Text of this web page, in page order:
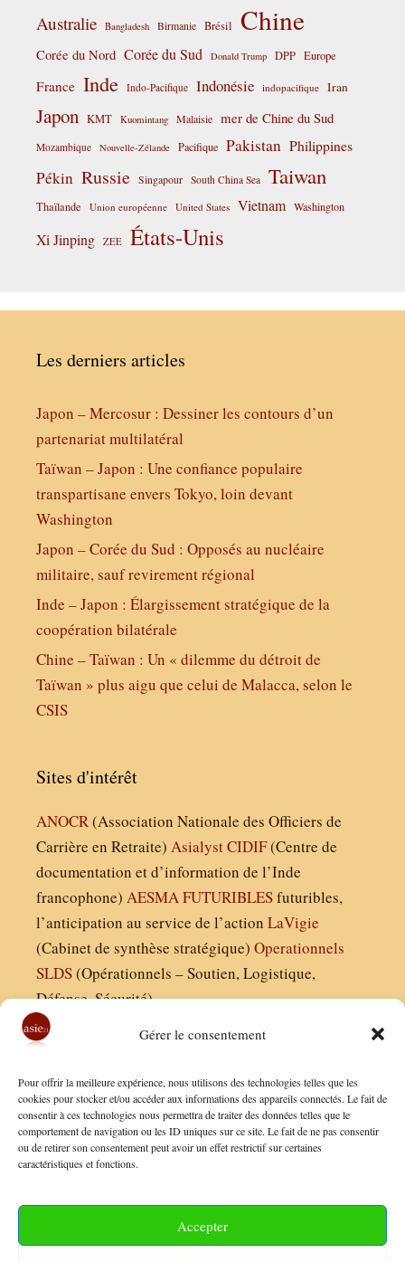
Gérer le consentement
Pour offrir la meilleure expérience, nous utilisons des technologies telles que les
cookies pour stocker et/ou accéder aux informations des appareils connectés. Le fait de
consentir à ces technologies nous permettra de traiter des données telles que le
comportement de navigation ou les ID uniques sur ce site. Le fait de ne pas consentir
ou de retirer son consentement peut avoir un effet restrictif sur certaines
caractéristiques et fonctions.
Accepter
Australie Bangladesh Birmanie Brésil Chine
Corée du Nord Corée du Sud Donald Trump DPP Europe
France Inde Indo-Pacifique Indonésie indopacifique Iran
Japon KMT Kuomintang Malaisie mer de Chine du Sud
Mozambique Nouvelle-Zélande Pacifique Pakistan Philippines
Pékin Russie Singapour South China Sea Taiwan
Thaïlande Union européenne United States Vietnam Washington
Xi Jinping ZEE États-Unis
Les derniers articles
Japon – Mercosur : Dessiner les contours d’un
partenariat multilatéral
Taïwan – Japon : Une confiance populaire
transpartisane envers Tokyo, loin devant
Washington
Japon – Corée du Sud : Opposés au nucléaire
militaire, sauf revirement régional
Inde – Japon : Élargissement stratégique de la
coopération bilatérale
Chine – Taïwan : Un « dilemme du détroit de
Taïwan » plus aigu que celui de Malacca, selon le
CSIS
Sites d'intérêt
ANOCR(Association Nationale des Officiers de
Carrière en Retraite) AsialystCIDIF(Centre de
documentation et d’information de l’Inde
francophone) AESMAFUTURIBLESfuturibles,
l’anticipation au service de l’action LaVigie
(Cabinet de synthèse stratégique) Operationnels
SLDS(Opérationnels – Soutien, Logistique,
Défense, Sécurité)
Finaldées EURL
Siège social : 13 avenue Boudon, 75016, Paris
Nous contacter
Conditions Générales de Vente
Politique de Confidentialité